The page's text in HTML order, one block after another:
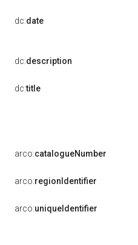
dc:date
dc:description
dc:title
arco:catalogueNumber
arco:regionIdentifier
arco:uniqueIdentifier